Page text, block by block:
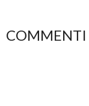
COMMENTI